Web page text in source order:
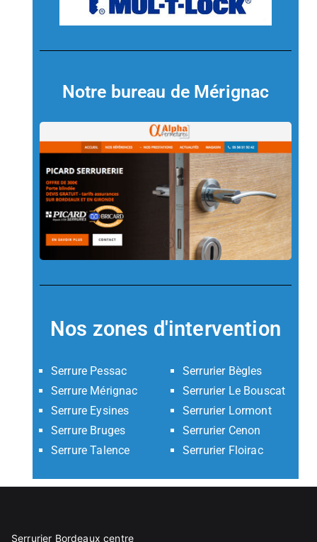
Notre bureau de Mérignac
Nos zones d'intervention
Serrure Pessac
Serrure Mérignac
Serrure Eysines
Serrure Bruges
Serrure Talence
Serrurier Bègles
Serrurier Le Bouscat
Serrurier Lormont
Serrurier Cenon
Serrurier Floirac
Serrurier Bordeaux centre